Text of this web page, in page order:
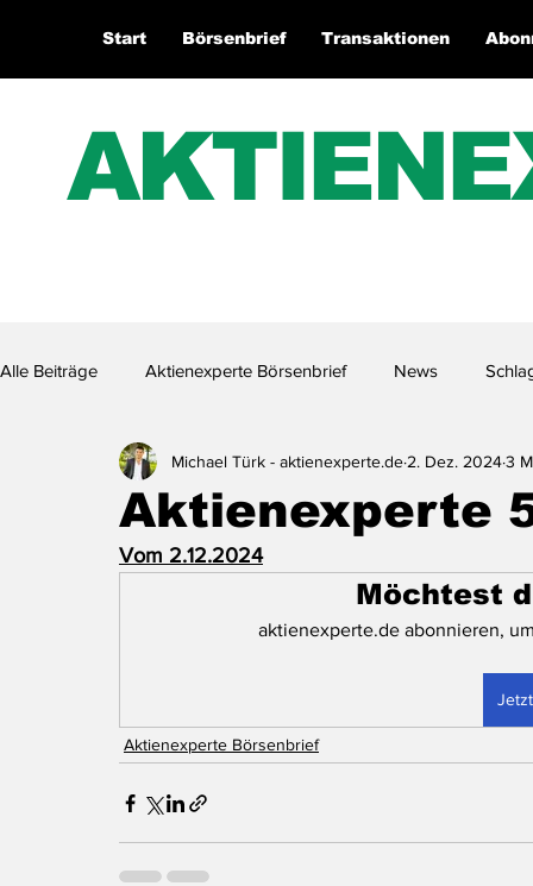
Start Börsenbrief Transaktionen
Alle Beiträge Aktienexperte Börsenbrief News
Aktienexperte.TV
Aktienexperte
Michael Türk - aktienexperte.de 2. Dez. 20243
Vom 2.12.2024
Möchtest
aktienexperte.de abonnieren,
Aktienexperte Börsenbrief